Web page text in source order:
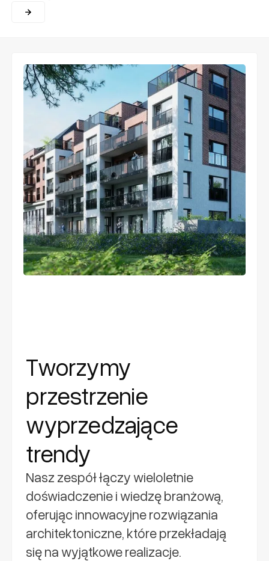
Tworzymy
przestrzenie
wyprzedzające
trendy
Nasz zespół łączy wieloletnie
doświadczenie i wiedzę branżową,
oferując innowacyjne rozwiązania
architektoniczne, które przekładają
się na wyjątkowe realizacje.